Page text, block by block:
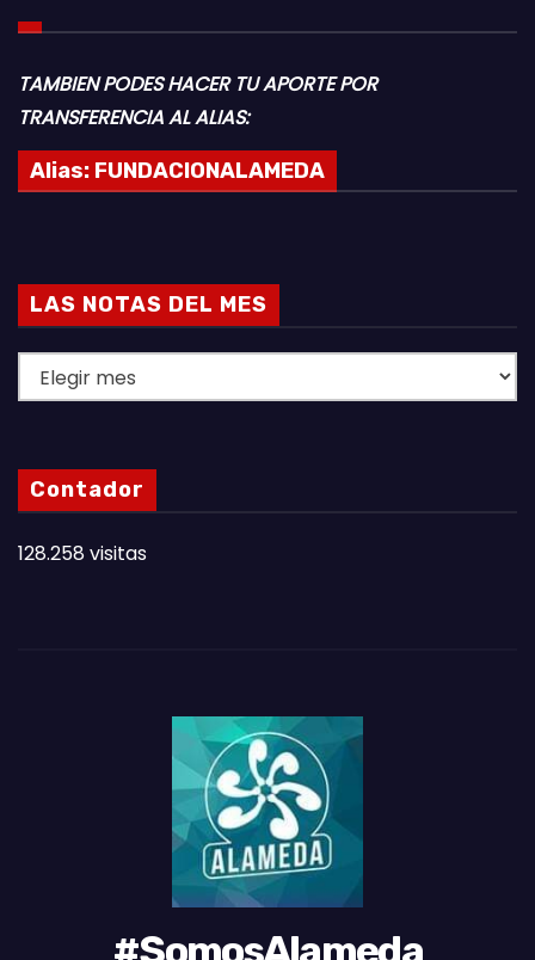
TAMBIEN PODES HACER TU APORTE POR
TRANSFERENCIA AL ALIAS:
Alias: FUNDACIONALAMEDA
LAS NOTAS DEL MES
A
N
O
A
Contador
128.258 visitas